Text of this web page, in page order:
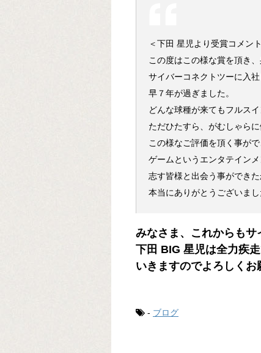
＜下田 星児より受賞コメン
この度はこの様な賞を頂き、
サイバーコネクトツーに入
早７年が過ぎました。
どんな球種が来てもフルスイ
ただひたすら、がむしゃら
この様なご評価を頂く事が
ゲームというエンタテイン
志す皆様と出会う事ができた
本当にありがとうございまし
みなさま、これからも
下田 BIG 星児は全力疾
いきますのでよろしくお
- ブログ